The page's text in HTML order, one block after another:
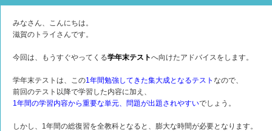
みなさん、こんにちは。
滋賀のトライさんです。
今回は、もうすぐやってくる学年末テストへ向けたアドバイスをします。
学年末テストは、この1年間勉強してきた集大成となるテスト なので、
前回のテスト以降で学習した内容に加え、
1年間の学習内容から重要な単元、問題が出題されやすいでしょう。
しかし、1年間の総復習を全教科となると、膨大な時間が必要となります。